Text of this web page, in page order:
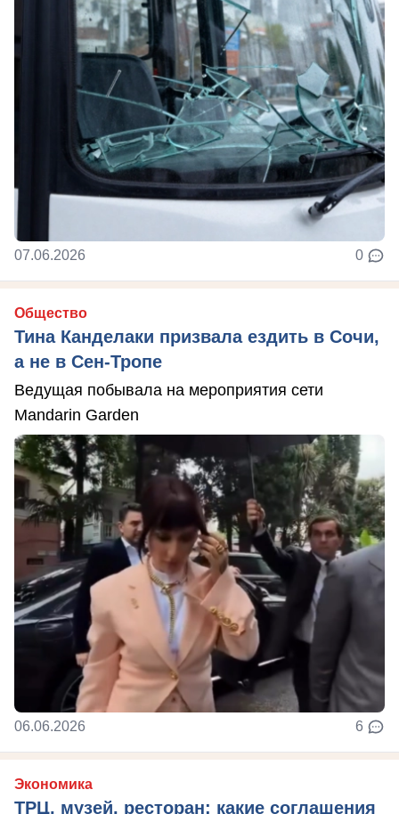
07.06.2026 0
Общество
Тина Канделаки призвала ездить в Сочи,
а не в Сен-Тропе
Ведущая побывала на мероприятия сети
Mandarin Garden
06.06.2026 6
Экономика
ТРЦ, музей, ресторан: какие соглашения